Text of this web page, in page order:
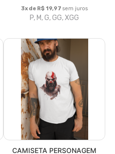
3x de R$ 19,97 sem juros
P, M, G, GG, XGG
CAMISETA PERSONAGEM